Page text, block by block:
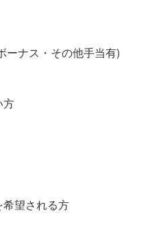
ーナス・その他手当有)
方
希望される方